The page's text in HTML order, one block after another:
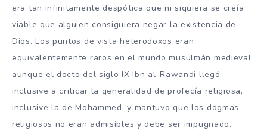
era tan infinitamente despótica que ni siquiera se creía
viable que alguien consiguiera negar la existencia de
Dios. Los puntos de vista heterodoxos eran
equivalentemente raros en el mundo musulmán medieval,
aunque el docto del siglo IX Ibn al-Rawandi llegó
inclusive a criticar la generalidad de profecía religiosa,
inclusive la de Mohammed, y mantuvo que los dogmas
religiosos no eran admisibles y debe ser impugnado.